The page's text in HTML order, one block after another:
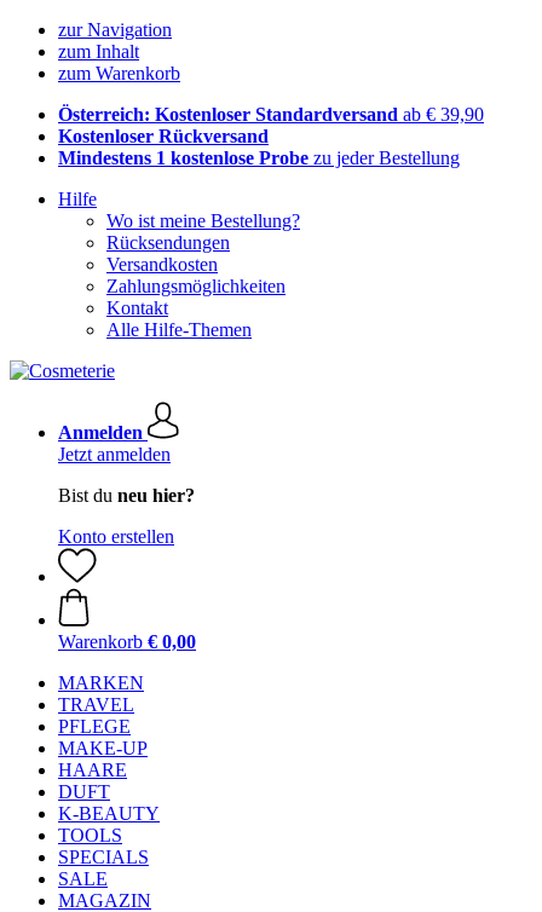
zur Navigation
zum Inhalt
zum Warenkorb
Österreich: Kostenloser Standardversand ab € 39,90
Kostenloser Rückversand
Mindestens 1 kostenlose Probe zu jeder Bestellung
Hilfe
Wo ist meine Bestellung?
Rücksendungen
Versandkosten
Zahlungsmöglichkeiten
Kontakt
Alle Hilfe-Themen
Anmelden
Jetzt anmelden
Bist du neu hier?
Konto erstellen
Warenkorb € 0,00
MARKEN
TRAVEL
PFLEGE
MAKE-UP
HAARE
DUFT
K-BEAUTY
TOOLS
SPECIALS
SALE
MAGAZIN